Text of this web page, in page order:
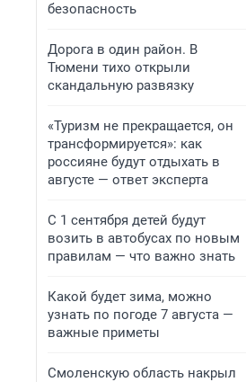
безопасность
Дорога в один район. В
Тюмени тихо открыли
скандальную развязку
«Туризм не прекращается, он
трансформируется»: как
россияне будут отдыхать в
августе — ответ эксперта
С 1 сентября детей будут
возить в автобусах по новым
правилам — что важно знать
Какой будет зима, можно
узнать по погоде 7 августа —
важные приметы
Смоленскую область накрыл